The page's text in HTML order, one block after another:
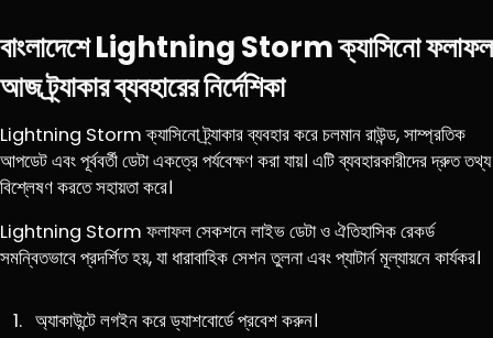
বাংলাদেশে Lightning Storm ক্যাসিনো ফলাফল
আজ ট্র্যাকার ব্যবহারের নির্দেশিকা
Lightning Storm ক্যাসিনো ট্র্যাকার ব্যবহার করে চলমান রাউন্ড, সাম্প্রতিক
আপডেট এবং পূর্ববর্তী ডেটা একত্রে পর্যবেক্ষণ করা যায়। এটি ব্যবহারকারীদের দ্রুত তথ্য
বিশ্লেষণ করতে সহায়তা করে।
Lightning Storm ফলাফল সেকশনে লাইভ ডেটা ও ঐতিহাসিক রেকর্ড
সমন্বিতভাবে প্রদর্শিত হয়, যা ধারাবাহিক সেশন তুলনা এবং প্যাটার্ন মূল্যায়নে কার্যকর।
অ্যাকাউন্টে লগইন করে ড্যাশবোর্ডে প্রবেশ করুন।